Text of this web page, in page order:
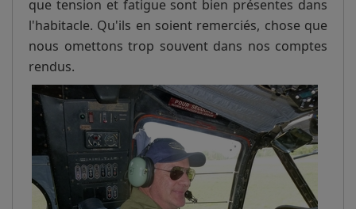
que tension et fatigue sont bien présentes dans
l'habitacle. Qu'ils en soient remerciés, chose que
nous omettons trop souvent dans nos comptes
rendus.